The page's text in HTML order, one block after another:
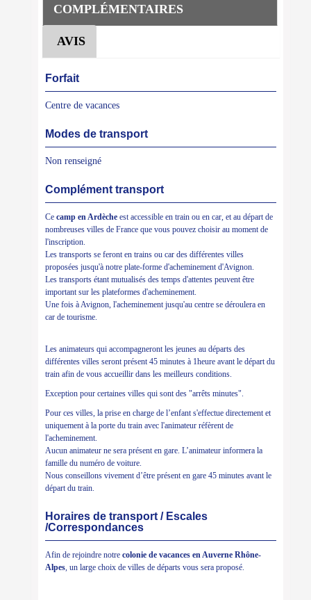
COMPLÉMENTAIRES
AVIS
Forfait
Centre de vacances
Modes de transport
Non renseigné
Complément transport
Ce camp en Ardèche est accessible en train ou en car, et au départ de
nombreuses villes de France que vous pouvez choisir au moment de
l'inscription.
Les transports se feront en trains ou car des différentes villes
proposées jusqu'à notre plate-forme d'acheminement d'Avignon.
Les transports étant mutualisés des temps d'attentes peuvent être
important sur les plateformes d'acheminement.
Une fois à Avignon, l'acheminement jusqu'au centre se déroulera en
car de tourisme.
Les animateurs qui accompagneront les jeunes au départs des
différentes villes seront présent 45 minutes à 1heure avant le départ du
train afin de vous accueillir dans les meilleurs conditions.
Exception pour certaines villes qui sont des "arrêts minutes".
Pour ces villes, la prise en charge de l’enfant s'effectue directement et
uniquement à la porte du train avec l'animateur réfèrent de
l'acheminement.
Aucun animateur ne sera présent en gare. L’animateur informera la
famille du numéro de voiture.
Nous conseillons vivement d’être présent en gare 45 minutes avant le
départ du train.
Horaires de transport / Escales
/Correspondances
Afin de rejoindre notre colonie de vacances en Auverne Rhône-
Alpes, un large choix de villes de départs vous sera proposé.